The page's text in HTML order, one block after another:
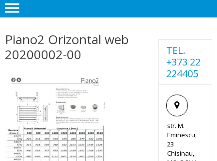
Piano2 Orizontal web
20200002-00
TEL.
+373 22
224405
str. M.
Eminescu,
23
Chisinau,